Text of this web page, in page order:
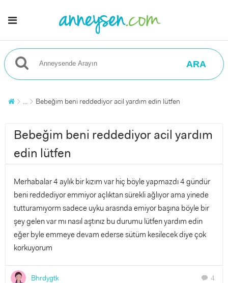
ARA
... Bebeğim beni reddediyor acil yardım edin lütfen
Bebeğim beni reddediyor acil yardım
edin lütfen
Merhabalar 4 aylık bir kızım var hiç böyle yapmazdı 4 gündür
beni reddediyor emmiyor açlıktan sürekli ağlıyor ama yinede
tutturamıyorm sadece uyku arasnda emiyor başına böyle bir
şey gelen var mı nasıl aştınız bu durumu lütfen yardım edin
eğer byle emmeye devam ederse sütüm kesilecek diye çok
korkuyorum
Bhrdygtk chat 4